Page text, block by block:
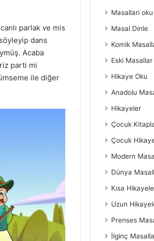
parlak ve mis
dans
Acaba
parti mi
ile diğer
Masallari oku
Masal Dinle
Komik
Eski Masallar
Hikaye Oku
Anadolu
Hikayeler
Çocuk
Çocuk
Modern
Dünya
Kısa
Uzun
Prenses
İlginç